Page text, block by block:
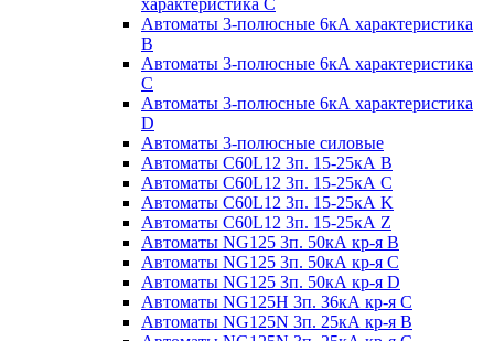
Автоматы 3-полюсные 6кА характеристика
B
Автоматы 3-полюсные 6кА характеристика
C
Автоматы 3-полюсные 6кА характеристика
D
Автоматы 3-полюсные силовые
Автоматы C60L12 3п. 15-25кА B
Автоматы C60L12 3п. 15-25кА C
Автоматы C60L12 3п. 15-25кА K
Автоматы C60L12 3п. 15-25кА Z
Автоматы NG125 3п. 50кА кр-я B
Автоматы NG125 3п. 50кА кр-я C
Автоматы NG125 3п. 50кА кр-я D
Автоматы NG125H 3п. 36кА кр-я C
Автоматы NG125N 3п. 25кА кр-я B